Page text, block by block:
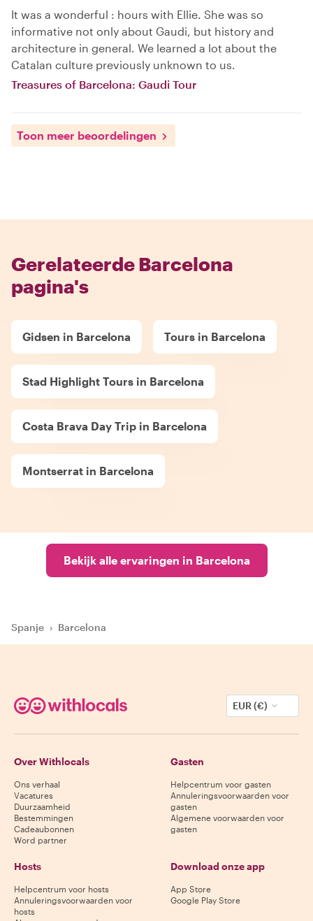
It was a wonderful : hours with Ellie. She was so
informative not only about Gaudi, but history and
architecture in general. We learned a lot about the
Catalan culture previously unknown to us.
Treasures of Barcelona: Gaudi Tour
Toon meer beoordelingen
Gerelateerde Barcelona
pagina's
Gidsen in Barcelona Tours in Barcelona
Stad Highlight Tours in Barcelona
Costa Brava Day Trip in Barcelona
Montserrat in Barcelona
Bekijk alle ervaringen in Barcelona
Spanje › Barcelona
EUR (€)
Over Withlocals
Ons verhaal
Vacatures
Duurzaamheid
Bestemmingen
Cadeaubonnen
Word partner
Gasten
Helpcentrum voor gasten
Annuleringsvoorwaarden voor
gasten
Algemene voorwaarden voor
gasten
Hosts
Helpcentrum voor hosts
Annuleringsvoorwaarden voor
hosts
Download onze app
App Store
Google Play Store